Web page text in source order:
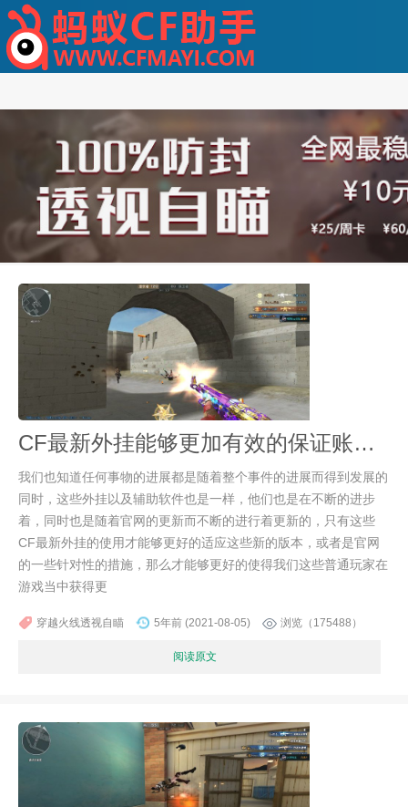
CF最新外挂能够更加有效的保证账号的安全
我们也知道任何事物的进展都是随着整个事件的进展而得到发展的
同时，这些外挂以及辅助软件也是一样，他们也是在不断的进步
着，同时也是随着官网的更新而不断的进行着更新的，只有这些
CF最新外挂的使用才能够更好的适应这些新的版本，或者是官网
的一些针对性的措施，那么才能够更好的使得我们这些普通玩家在
游戏当中获得更
穿越火线透视自瞄 5年前 (2021-08-05) 浏览（175488）
阅读原文